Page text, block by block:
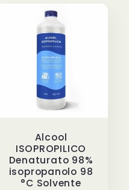
Alcool
ISOPROPILICO
Denaturato 98%
isopropanolo 98
°C Solvente